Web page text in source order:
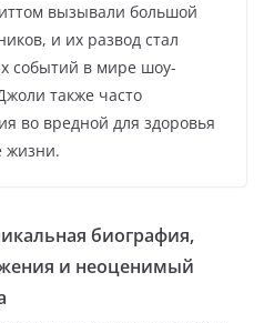
вызывали большой
и их развод стал
событий в мире шоу-
также часто
во вредной для здоровья
жизни.
биография,
и неоценимый